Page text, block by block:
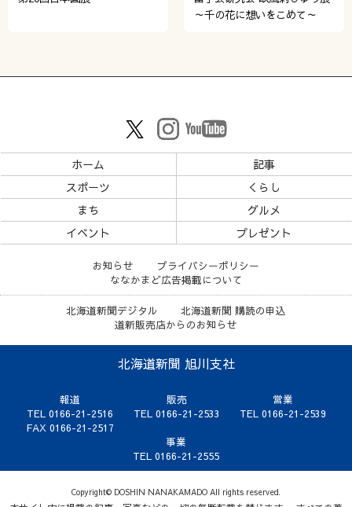
～千の花に想いをこめて～
ホーム
記事
スポーツ
くらし
まち
グルメ
イベント
プレゼント
お知らせ
プライバシーポリシー
ななかまど広告掲載について
北海道新聞デジタル
北海道新聞 購読の申込
道新販売店からのお知らせ
北海道新聞 旭川支社
報道
TEL 0166-21-2516
FAX 0166-21-2517
販売
TEL 0166-21-2533
営業
TEL 0166-21-2539
事業
TEL 0166-21-2555
Copyright© DOSHIN NANAKAMADO All rights reserved.